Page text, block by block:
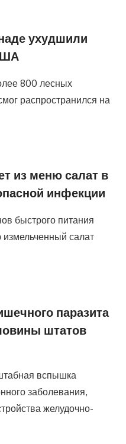
ухудшили
800 лесных
распространился на
из меню салат в
инфекции
быстрого питания
салат
паразита
штатов
вспышка
заболевания,
желудочно-